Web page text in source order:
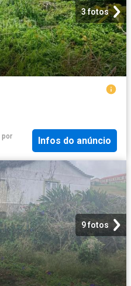
3 fotos
por
Infos do anúncio
9 fotos